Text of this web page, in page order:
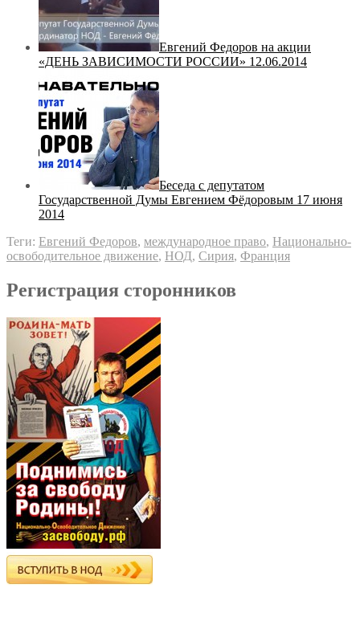
Евгений Федоров на акции
«ДЕНЬ ЗАВИСИМОСТИ РОССИИ» 12.06.2014
Беседа с депутатом
Государственной Думы Евгением Фёдоровым 17 июня
2014
Теги: Евгений Федоров, международное право, Национально-
освободительное движение, НОД, Сирия, Франция
Регистрация сторонников